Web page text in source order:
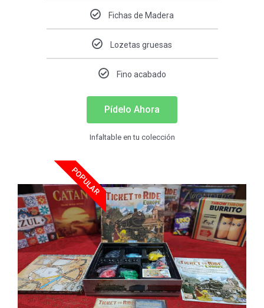
Fichas de Madera
Lozetas gruesas
Fino acabado
Pídelo Ahora
Infaltable en tu colección
POPULAR